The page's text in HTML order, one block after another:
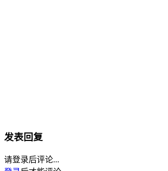
发表回复
请登录后评论...